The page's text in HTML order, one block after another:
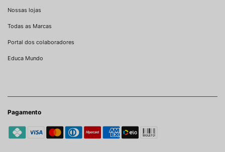
Nossas lojas
Todas as Marcas
Portal dos colaboradores
Educa Mundo
Pagamento